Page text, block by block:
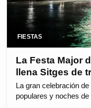
FIESTAS
La Festa Major
llena Sitges de
La gran celebración
populares y noches de